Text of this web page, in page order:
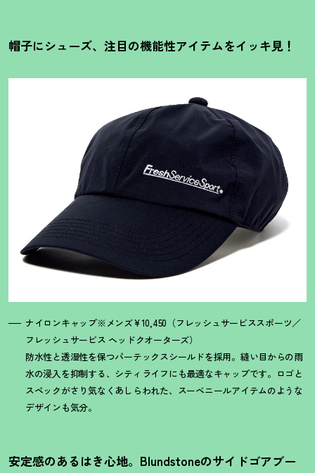
帽子にシューズ、注目の機能性アイテムをイッキ見 ！
ナイロンキャップ※メンズ¥10,450（フレッシュサービススポーツ／
フレッシュサービス ヘッドクオーターズ）
防水性と透湿性を保つパーテックスシールドを採用。縫い目からの雨
水の浸入を抑制する、シティライフにも最適なキャップです。ロゴと
スペックがさり気なくあしらわれた、スーベニールアイテムのような
デザインも気分。
安定感のあるはき心地。Blundstoneのサイドゴアブー